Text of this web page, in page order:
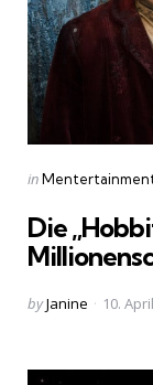
Categories
Posted
in
Die
Posted
byJanine 10.